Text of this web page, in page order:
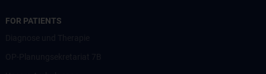
FOR PATIENTS